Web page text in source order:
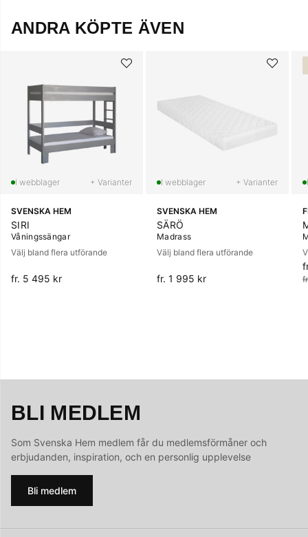
ANDRA KÖPTE ÄVEN
+ Varianter
SVENSKA HEM
SIRI
Våningssängar
Välj bland flera utförande
fr. 5 495 kr
+ Varianter
SVENSKA HEM
SÄRÖ
Madrass
Välj bland flera utförande
fr. 1 995 kr
BLI MEDLEM
Som Svenska Hem medlem får du medlemsförmåner och
erbjudanden, inspiration, och en personlig upplevelse
Bli medlem